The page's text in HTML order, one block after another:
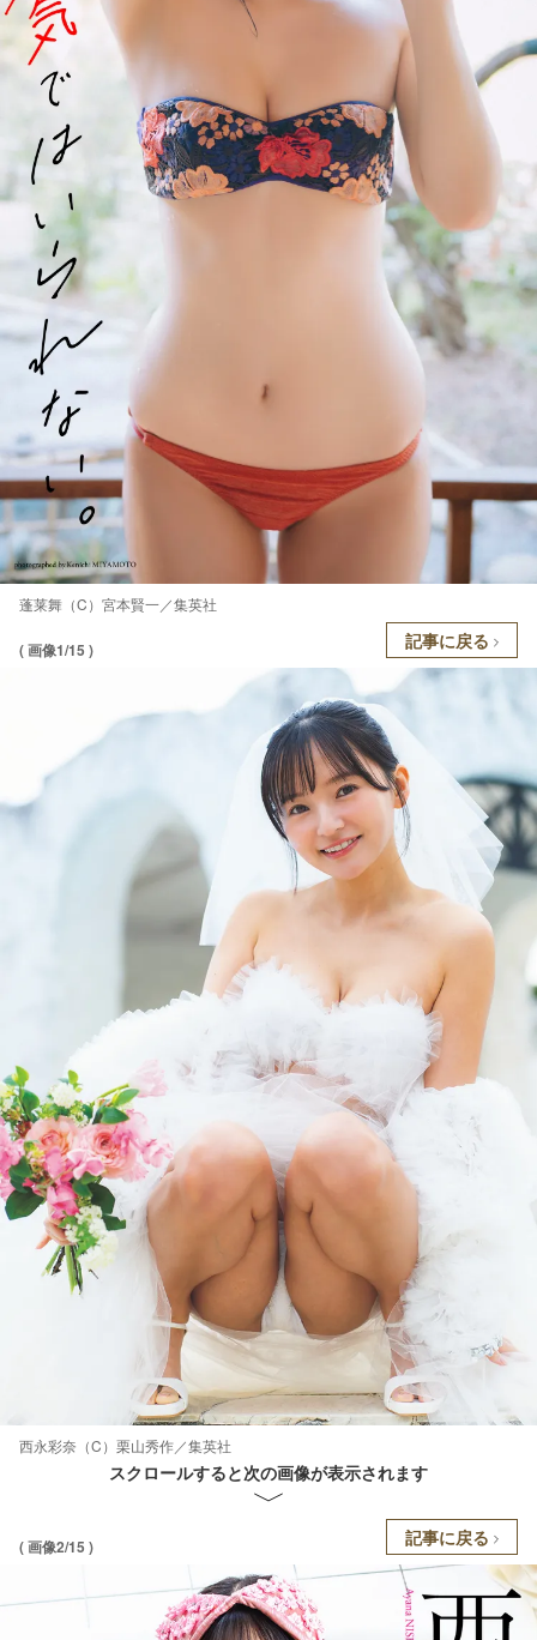
蓬莱舞（C）宮本賢一／集英社
( 画像1/15 ) 記事に戻る
西永彩奈（C）栗山秀作／集英社
スクロールすると次の画像が表示されます
( 画像2/15 ) 記事に戻る